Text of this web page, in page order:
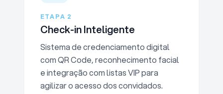
ETAPA 2
Check-in Inteligente
Sistema de credenciamento digital
com QR Code, reconhecimento facial
e integração com listas VIP para
agilizar o acesso dos convidados.